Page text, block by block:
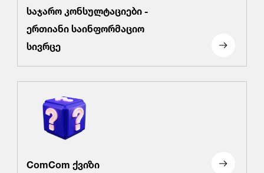
საჯარო კონსულტაციები -
ერთიანი საინფორმაციო
სივრცე
ComCom ქვიზი